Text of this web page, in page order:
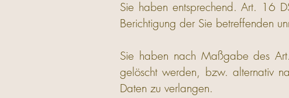
Sie haben entsprechend. Art. 16
Berichtigung der Sie betreffenden
Sie haben nach Maßgabe des
gelöscht werden, bzw. alternativ
Daten zu verlangen.